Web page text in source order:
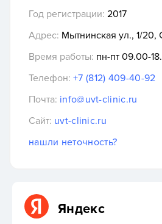
Год регистрации: 2017
Адрес: Мытнинская ул., 1/20,
Время работы: пн-пт 09.00-
Телефон: +7 (812) 409-40-92
Почта: info@uvt-clinic.ru
Сайт: uvt-clinic.ru
нашли неточность?
Яндекс